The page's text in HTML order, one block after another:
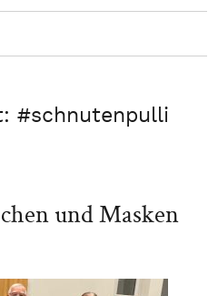
#schnutenpulli
und Masken